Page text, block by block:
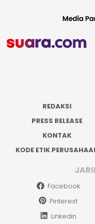
REDAKSI
PRESS RELEASE
KONTAK
KODE ETIK
Facebook
Pinterest
Linkedin